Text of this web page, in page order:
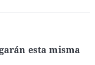
esta misma